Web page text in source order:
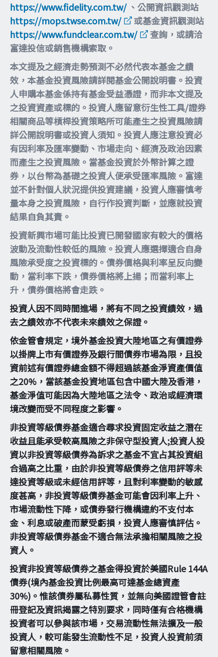
https://www.fidelity.com.tw/、公開資訊觀測站
https://mops.twse.com.tw/
或基金資訊觀測站
https://www.fundclear.com.tw/
查詢，或請洽
富達投信或銷售機構索取。
本文提及之經濟走勢預測不必然代表本基金之績
效，本基金投資風險請詳閱基金公開說明書。投資
人申購本基金係持有基金受益憑證，而非本文提及
之投資資產或標的。投資人應留意衍生性工具/證券
相關商品等槓桿投資策略所可能產生之投資風險請
詳公開說明書或投資人須知。投資人應注意投資必
有因利率及匯率變動、市場走向、經濟及政治因素
而產生之投資風險。當基金投資於外幣計算之證
券，以台幣為基礎之投資人便承受匯率風險。富達
並不針對個人狀況提供投資建議，投資人應審慎考
量本身之投資風險，自行作投資判斷，並應就投資
結果自負其責。
投資新興市場可能比投資已開發國家有較大的價格
波動及流動性較低的風險。投資人應選擇適合自身
風險承受度之投資標的。債券價格與利率呈反向變
動，當利率下跌，債券價格將上揚；而當利率上
升，債券價格將會走跌。
投資人因不同時間進場，將有不同之投資績效，過
去之績效亦不代表未來績效之保證。
依金管會規定，境外基金投資大陸地區之有價證券
以掛牌上市有價證券及銀行間債券市場為限，且投
資前述有價證券總金額不得超過該基金淨資產價值
之20%，當該基金投資地區包含中國大陸及香港，
基金淨值可能因為大陸地區之法令、政治或經濟環
境改變而受不同程度之影響。
非投資等級債券基金適合尋求投資固定收益之潛在
收益且能承受較高風險之非保守型投資人;投資人投
資以非投資等級債券為訴求之基金不宜占其投資組
合過高之比重，由於非投資等級債券之信用評等未
達投資等級或未經信用評等，且對利率變動的敏感
度甚高，非投資等級債券基金可能會因利率上升、
市場流動性下降，或債券發行機構違約不支付本
金、利息或破產而蒙受虧損，投資人應審慎評估。
非投資等級債券基金不適合無法承擔相關風險之投
資人。
投資非投資等級債券之基金得投資於美國Rule 144A
債券(境內基金投資比例最高可達基金總資產
30%)。惟該債券屬私募性質，並無向美國證管會註
冊登記及資訊揭露之特別要求，同時僅有合格機構
投資者可以參與該市場，交易流動性無法擴及一般
投資人，較可能發生流動性不足，投資人投資前須
留意相關風險。